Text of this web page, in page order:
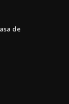
de